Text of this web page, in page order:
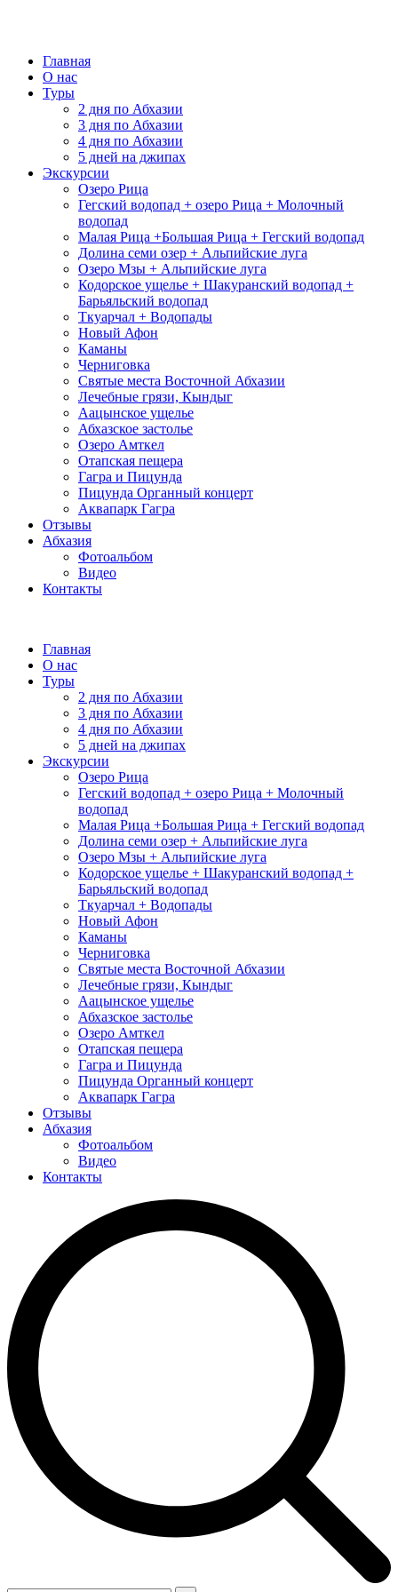
Главная
О нас
Туры
2 дня по Абхазии
3 дня по Абхазии
4 дня по Абхазии
5 дней на джипах
Экскурсии
Озеро Рица
Гегский водопад + озеро Рица + Молочный
водопад
Малая Рица +Большая Рица + Гегский водопад
Долина семи озер + Альпийские луга
Озеро Мзы + Альпийские луга
Кодорское ущелье + Шакуранский водопад +
Барьяльский водопад
Ткуарчал + Водопады
Новый Афон
Каманы
Черниговка
Святые места Восточной Абхазии
Лечебные грязи, Кындыг
Аацынское ущелье
Абхазское застолье
Озеро Амткел
Отапская пещера
Гагра и Пицунда
Пицунда Органный концерт
Аквапарк Гагра
Отзывы
Абхазия
Фотоальбом
Видео
Контакты
Главная
О нас
Туры
2 дня по Абхазии
3 дня по Абхазии
4 дня по Абхазии
5 дней на джипах
Экскурсии
Озеро Рица
Гегский водопад + озеро Рица + Молочный
водопад
Малая Рица +Большая Рица + Гегский водопад
Долина семи озер + Альпийские луга
Озеро Мзы + Альпийские луга
Кодорское ущелье + Шакуранский водопад +
Барьяльский водопад
Ткуарчал + Водопады
Новый Афон
Каманы
Черниговка
Святые места Восточной Абхазии
Лечебные грязи, Кындыг
Аацынское ущелье
Абхазское застолье
Озеро Амткел
Отапская пещера
Гагра и Пицунда
Пицунда Органный концерт
Аквапарк Гагра
Отзывы
Абхазия
Фотоальбом
Видео
Контакты